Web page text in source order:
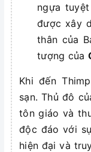
ngựa
được xây
thân của
tượng của
Khi đến
sạn. Thủ đô
tôn giáo và
độc đáo với
hiện đại và